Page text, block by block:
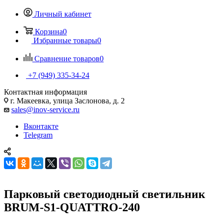
Личный кабинет
Корзина0
Избранные товары0
Сравнение товаров0
+7 (949) 335-34-24
Контактная информация
г. Макеевка, улица Заслонова, д. 2
sales@inov-service.ru
Вконтакте
Telegram
Парковый светодиодный светильник
BRUM-S1-QUATTRO-240